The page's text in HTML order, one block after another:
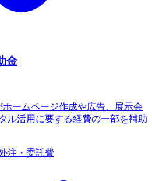
金
ームページ作成や広告、展示会
ル活用に要する経費の一部を補助
注・委託費